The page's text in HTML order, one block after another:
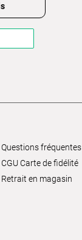
Questions fréquentes
CGU Carte de fidélité
Retrait en magasin